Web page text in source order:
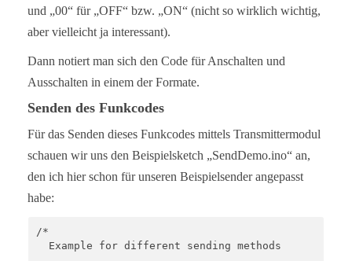
    if (bin[pos]=='0' && bin[pos+1]=='0') {
} else if (bin[pos]=='1' && bin[pos+1]=='1')
} else if (bin[pos]=='0' && bin[pos+1]=='1')
      returnValue[pos2] = 'F';
      return "not applicable";
    pos = pos+2;
    pos2++;
  }
  returnValue[pos2] = '\0';
  return returnValue;
}
static char * dec2binWzerofill(unsigned long
  static char bin[64];
und „00“ für „OFF“ bzw. „ON“ (nicht so wirklich wichtig,
aber vielleicht ja interessant).
Dann notiert man sich den Code für Anschalten und
Ausschalten in einem der Formate.
Senden des Funkcodes
Für das Senden dieses Funkcodes mittels Transmittermodul
schauen wir uns den Beispielsketch „SendDemo.ino“ an,
den ich hier schon für unseren Beispielsender angepasst
habe:
/*
  Example for different sending methods